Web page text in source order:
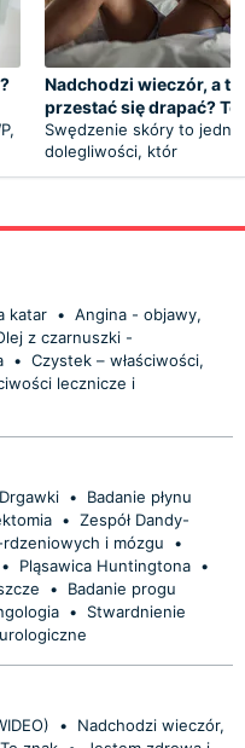
Nadchodzi wieczór, a ty
przestać się drapać? To
Swędzenie skóry to
dolegliwości, któr
katar • Angina - objawy,
z czarnuszki -
• Czystek – właściwości,
lecznicze i
Drgawki •
Badanie płynu
• Zespół Dandy-
i mózgu
•
• Pląsawica Huntingtona •
•
Badanie progu
•
Stwardnienie
•
Nadchodzi wieczór,